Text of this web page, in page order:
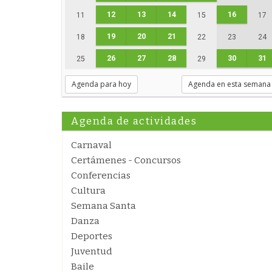
11 12 13 14 15 16 17
18 19 20 21 22 23 24
25 26 27 28 29 30 31
Agenda para hoy Agenda en esta semana
Agenda de actividades
Carnaval
Certámenes - Concursos
Conferencias
Cultura
Semana Santa
Danza
Deportes
Juventud
Baile